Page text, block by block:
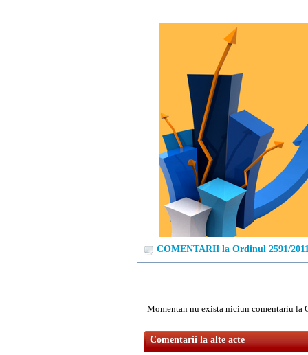
COMENTARII la Ordinul 2591/
Momentan nu exista niciun comentariu la
Comentarii la alte acte